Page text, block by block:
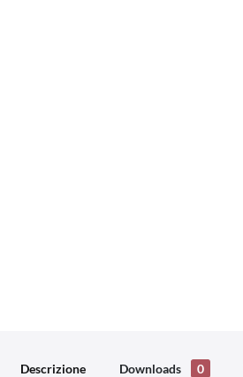
Descrizione Downloads 0